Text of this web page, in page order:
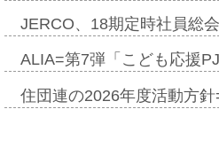
JERCO、18期定時社員総
ALIA=第7弾「こども応援
住団連の2026年度活動方